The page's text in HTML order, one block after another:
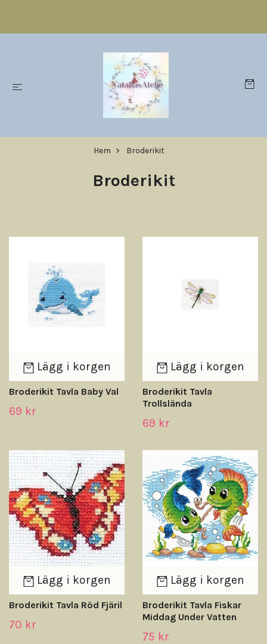
Hem Broderikit
Broderikit
Lägg i korgen
Broderikit Tavla Baby Val
69 kr
Lägg i korgen
Broderikit Tavla
Trollslända
69 kr
Lägg i korgen
Broderikit Tavla Röd Fjäril
70 kr
Lägg i korgen
Broderikit Tavla Fiskar
Middag Under Vatten
75 kr